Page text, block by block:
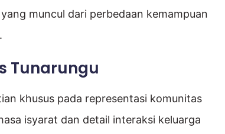
muncul dari perbedaan kemampuan
Tunarungu
khusus pada representasi komunitas
isyarat dan detail interaksi keluarga